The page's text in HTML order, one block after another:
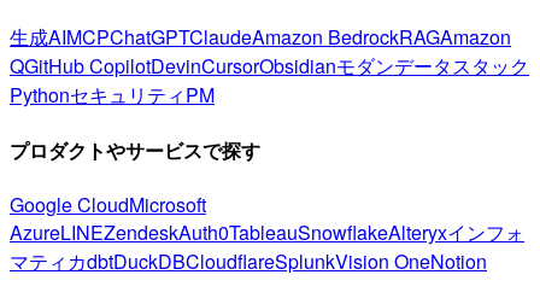
生成AIMCPChatGPTClaudeAmazon BedrockRAGAmazon
QGitHub CopilotDevinCursorObsidianモダンデータスタック
PythonセキュリティPM
プロダクトやサービスで探す
Google CloudMicrosoft
AzureLINEZendeskAuth0TableauSnowflakeAlteryxインフォ
マティカdbtDuckDBCloudflareSplunkVision OneNotion